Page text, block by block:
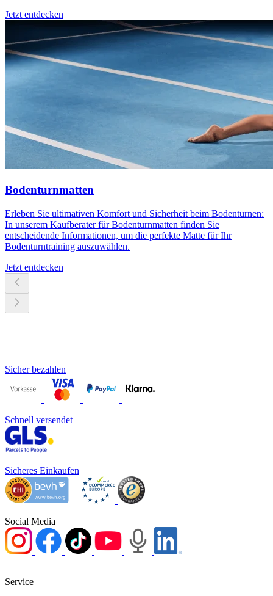
Jetzt entdecken
Bodenturnmatten
Erleben Sie ultimativen Komfort und Sicherheit beim Bodenturnen:
In unserem Kaufberater für Bodenturnmatten finden Sie
entscheidende Informationen, um die perfekte Matte für Ihr
Bodenturntraining auszuwählen.
Jetzt entdecken
Sicher bezahlen
Schnell versendet
Sicheres Einkaufen
Social Media
Service